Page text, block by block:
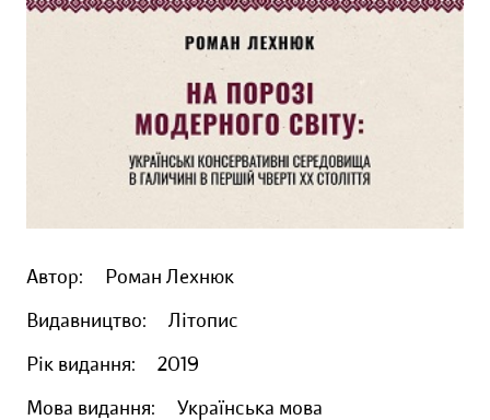
Автор:
Роман Лехнюк
Видавництво:
Літопис
Рік видання:
2019
Мова видання:
Українська мова